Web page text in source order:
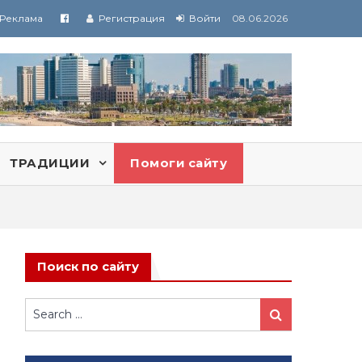
Реклама Регистрация Войти 08.06.2026
ТРАДИЦИИ Помоги сайту
Поиск по сайту
Search
for:
Search